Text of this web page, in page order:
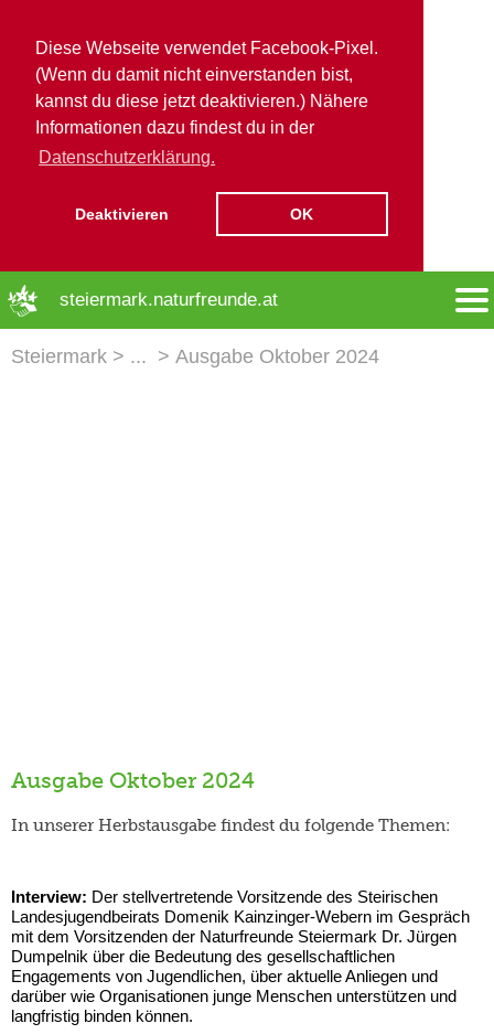
Diese Webseite verwendet Facebook-Pixel.
(Wenn du damit nicht einverstanden bist,
kannst du diese jetzt deaktivieren.) Nähere
Informationen dazu findest du in der
Datenschutzerklärung.
Deaktivieren OK
steiermark.naturfreunde.at
Steiermark Ausgabe Oktober 2024
Ausgabe Oktober 2024
In unserer Herbstausgabe findest du folgende Themen:
Interview: Der stellvertretende Vorsitzende des Steirischen
Landesjugendbeirats Domenik Kainzinger-Webern im Gespräch
mit dem Vorsitzenden der Naturfreunde Steiermark Dr. Jürgen
Dumpelnik über die Bedeutung des gesellschaftlichen
Engagements von Jugendlichen, über aktuelle Anliegen und
darüber wie Organisationen junge Menschen unterstützen und
langfristig binden können.